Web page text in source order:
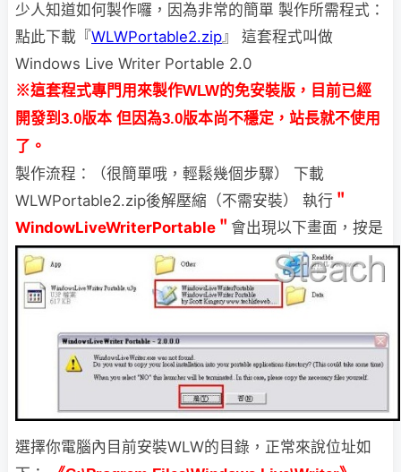
少人知道如何製作囉，因為非常的簡單 製作所需程式：
點此下載『WLWPortable2.zip』 這套程式叫做
Windows Live Writer Portable 2.0
※這套程式專門用來製作WLW的免安裝版，目前已經
開發到3.0版本 但因為3.0版本尚不穩定，站長就不使用
了。
製作流程：（很簡單哦，輕鬆幾個步驟） 下載
WLWPortable2.zip後解壓縮（不需安裝） 執行 ＂
WindowLiveWriterPortable＂ 會出現以下畫面，按是
選擇你電腦內目前安裝WLW的目錄，正常來說位址如